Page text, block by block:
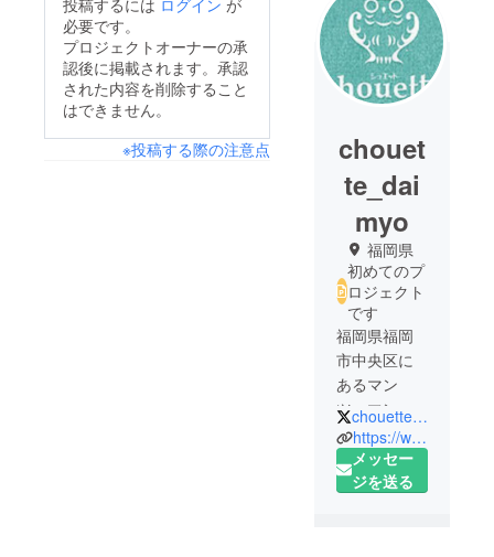
必要です。
プロジェクトオーナーの承
認後に掲載されます。承認
された内容を削除すること
はできません。
※投稿する際の注意点
chouet
te_dai
myo
福岡県
初めてのプ
ロジェクト
です
福岡県福岡
市中央区に
あるマン
ツーマンス
タイルの美
容室
chouette(シ
chouettedaimyo
https://www.chouette-daimyo.com
メッセー
ジを送る